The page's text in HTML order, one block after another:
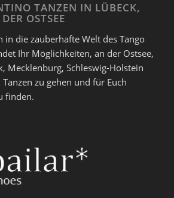
TANZEN IN LÜBECK,
OSTSEE
in die zauberhafte Welt des Tango
Ihr Möglichkeiten, an der Ostsee,
Mecklenburg, Schleswig-Holstein
zu gehen und für Euch
finden.